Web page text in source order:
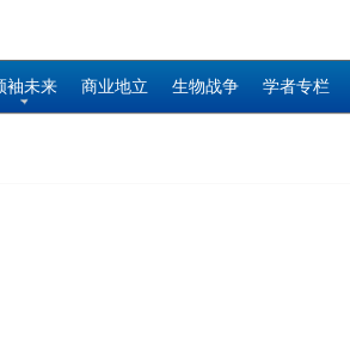
袖未来 商业地立 生物战争 学者专栏